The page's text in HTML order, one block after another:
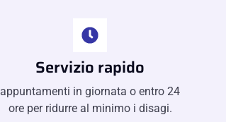
Servizio rapido
appuntamenti in giornata o entro 24
ore per ridurre al minimo i disagi.